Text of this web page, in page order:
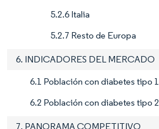
5.2.6 Italia
5.2.7 Resto de Europa
6. INDICADORES DEL MERCADO
6.1 Población con diabetes tipo 1
6.2 Población con diabetes tipo 2
7. PANORAMA COMPETITIVO